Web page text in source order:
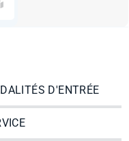
D'ENTRÉE